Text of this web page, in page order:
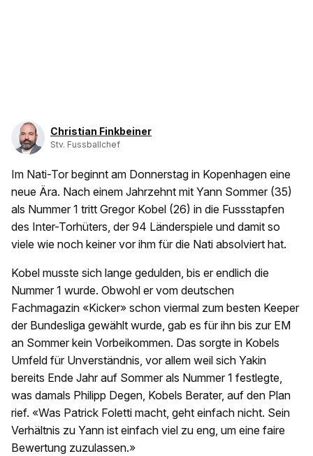
Christian Finkbeiner
Stv. Fussballchef
Im Nati-Tor beginnt am Donnerstag in Kopenhagen eine
neue Ära. Nach einem Jahrzehnt mit Yann Sommer (35)
als Nummer 1 tritt Gregor Kobel (26) in die Fussstapfen
des Inter-Torhüters, der 94 Länderspiele und damit so
viele wie noch keiner vor ihm für die Nati absolviert hat.
Kobel musste sich lange gedulden, bis er endlich die
Nummer 1 wurde. Obwohl er vom deutschen
Fachmagazin «Kicker» schon viermal zum besten Keeper
der Bundesliga gewählt wurde, gab es für ihn bis zur EM
an Sommer kein Vorbeikommen. Das sorgte in Kobels
Umfeld für Unverständnis, vor allem weil sich Yakin
bereits Ende Jahr auf Sommer als Nummer 1 festlegte,
was damals Philipp Degen, Kobels Berater, auf den Plan
rief. «Was Patrick Foletti macht, geht einfach nicht. Sein
Verhältnis zu Yann ist einfach viel zu eng, um eine faire
Bewertung zuzulassen.»